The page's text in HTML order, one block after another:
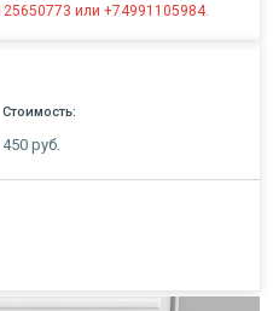
или +74991105984.
Стоимость:
450 руб.